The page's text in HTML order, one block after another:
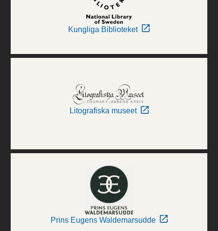
Kungliga Biblioteket
Litografiska museet
Prins Eugens Waldemarsudde